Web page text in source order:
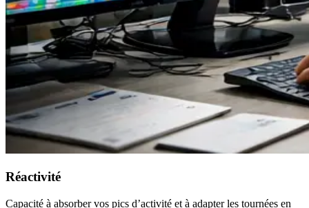
Réactivité
Capacité à absorber vos pics d’activité et à adapter les tournées en